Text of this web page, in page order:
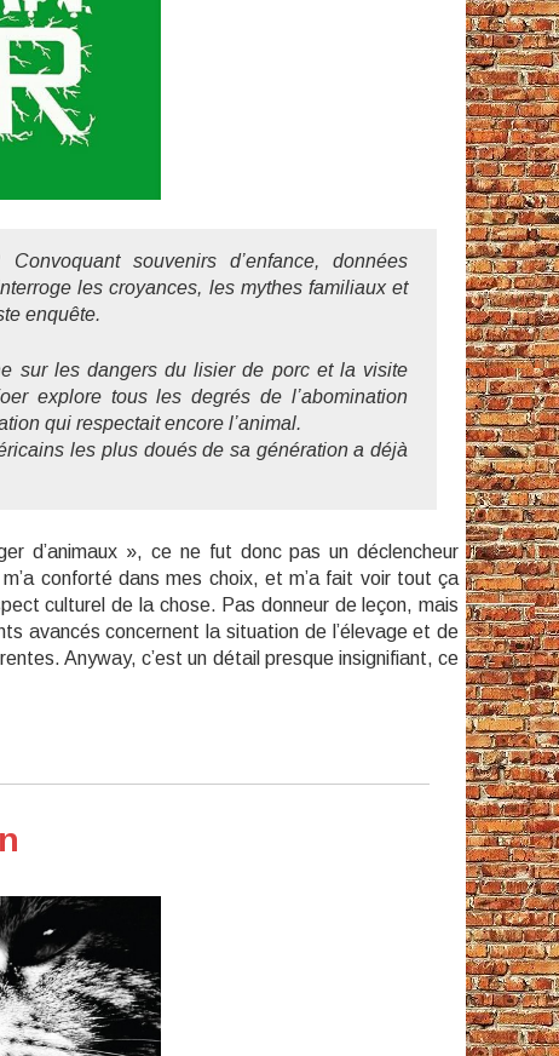
souvenirs d’enfance, données
les croyances, les mythes familiaux et
enquête.
sur les dangers du lisier de porc et la visite
explore tous les degrés de l’abomination
qui respectait encore l’animal.
les plus doués de sa génération a déjà
d’animaux », ce ne fut donc pas un déclencheur
conforté dans mes choix, et m’a fait voir tout ça
culturel de la chose. Pas donneur de leçon, mais
avancés concernent la situation de l’élevage et de
Anyway, c’est un détail presque insignifiant, ce